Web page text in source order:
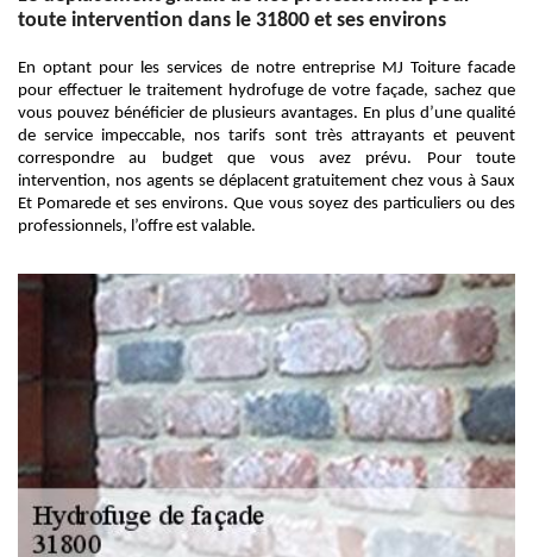
toute intervention dans le 31800 et ses environs
En optant pour les services de notre entreprise MJ Toiture facade
pour effectuer le traitement hydrofuge de votre façade, sachez que
vous pouvez bénéficier de plusieurs avantages. En plus d’une qualité
de service impeccable, nos tarifs sont très attrayants et peuvent
correspondre au budget que vous avez prévu. Pour toute
intervention, nos agents se déplacent gratuitement chez vous à Saux
Et Pomarede et ses environs. Que vous soyez des particuliers ou des
professionnels, l’offre est valable.